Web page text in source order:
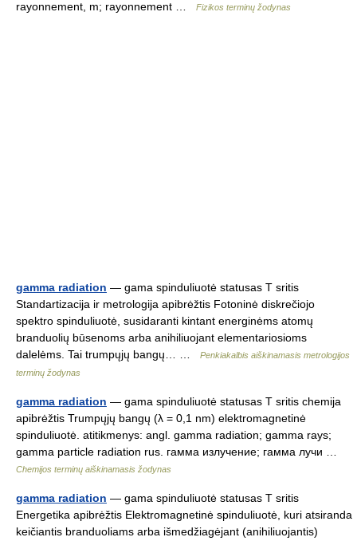
rayonnement, m; rayonnement …
Fizikos terminų žodynas
gamma radiation — gama spinduliuotė statusas T sritis
Standartizacija ir metrologija apibrėžtis Fotoninė diskrečiojo
spektro spinduliuotė, susidaranti kintant energinėms atomų
branduolių būsenoms arba anihiliuojant elementariosioms
dalelėms. Tai trumpųjų bangų… …
Penkiakalbis aiškinamasis metrologijos
terminų žodynas
gamma radiation — gama spinduliuotė statusas T sritis chemija
apibrėžtis Trumpųjų bangų (λ = 0,1 nm) elektromagnetinė
spinduliuotė. atitikmenys: angl. gamma radiation; gamma rays;
gamma particle radiation rus. гамма излучение; гамма лучи …
Chemijos terminų aiškinamasis žodynas
gamma radiation — gama spinduliuotė statusas T sritis
Energetika apibrėžtis Elektromagnetinė spinduliuotė, kuri atsiranda
keičiantis branduoliams arba išmedžiagėjant (anihiliuojantis)